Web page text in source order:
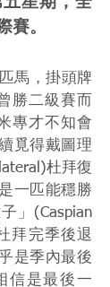
賽。
馬，掛頭牌
勝二級賽而
專才不知會
覓得戴圖理
杜拜復
一匹能穩勝
」(Caspian
拜完季後退
是季內最後
信是最後一